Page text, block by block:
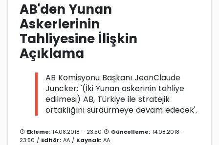
AB'den Yunan
Askerlerinin
Tahliyesine İlişkin
Açıklama
AB Komisyonu Başkanı JeanClaude
Juncker: '(İki Yunan askerinin tahliye
edilmesi) AB, Türkiye ile stratejik
ortaklığını sürdürmeye devam edecek'.
Ekleme: 14.08.2018 - 23:50 Güncelleme: 14.08.2018 -
23:50 / Editör: AA / Kaynak: AA